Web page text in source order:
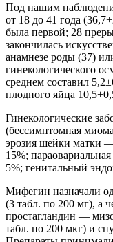
Под нашим
от 18 до 41 года
была первой; 28
закончилась
анамнезе роды (37)
гинекологического
среднем составил
плодного яйца
Гинекологические
(бессимптомная
эрозия шейки матки
15%;
5%; генитальный
Мифегин назначали
(3 табл. по 200 мг), а
простагландин —
табл. по 200 мкг) и